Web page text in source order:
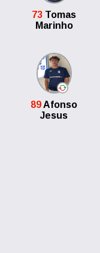
73 Tomas
Marinho
89Afonso
Jesus